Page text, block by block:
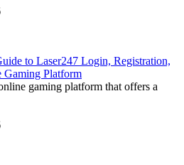
to Laser247 Login, Registration,
Gaming Platform
gaming platform that offers a